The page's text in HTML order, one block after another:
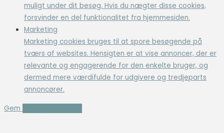
muligt under dit besøg. Hvis du nægter disse cookies,
forsvinder en del funktionalitet fra hjemmesiden.
Marketing
Marketing cookies bruges til at spore besøgende på
tværs af websites. Hensigten er at vise annoncer, der er
relevante og engagerende for den enkelte bruger, og
dermed mere værdifulde for udgivere og tredjeparts
annoncører.
Gem